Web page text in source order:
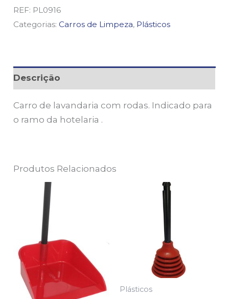
REF: PL0916
Categorias:Carros de Limpeza, Plásticos
Descrição
Carro de lavandaria com rodas. Indicado para
o ramo da hotelaria .
Produtos Relacionados
Plásticos